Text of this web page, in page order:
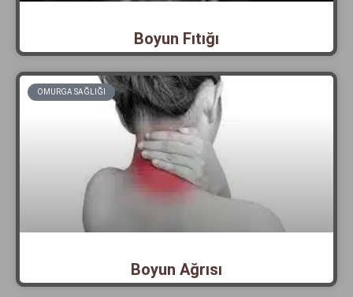
Boyun Fıtığı
OMURGA SAĞLIĞI
Boyun Ağrısı